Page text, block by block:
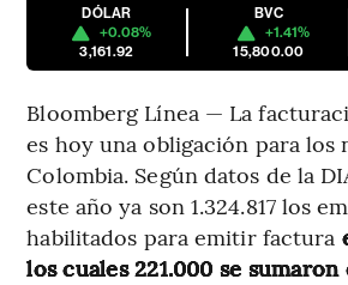
DÓLAR
+0.08%
3,161.92
BVC
+1.41%
15,800.00
Bloomberg Línea — La
es hoy una obligación para los
Colombia. Según datos de la
este año ya son 1.324.817 los
habilitados para emitir factura
los cuales 221.000 se sumaron